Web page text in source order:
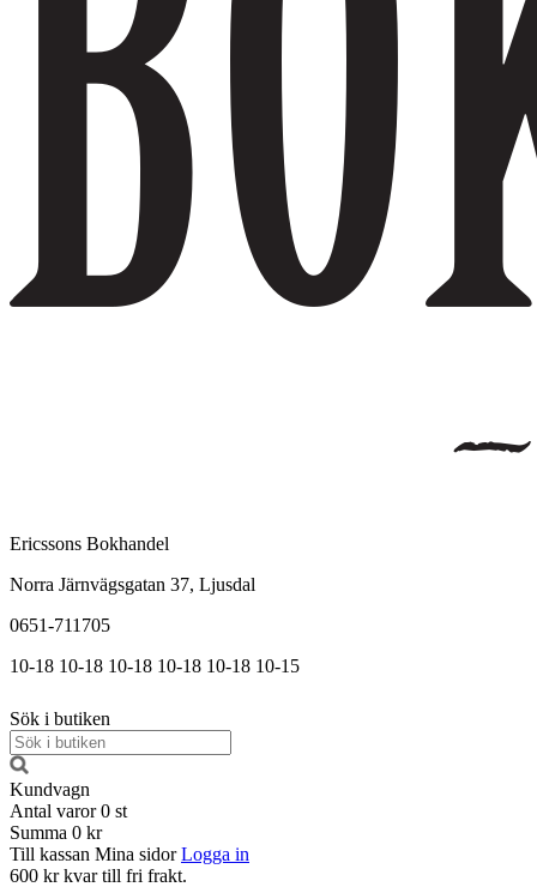
Ericssons Bokhandel
Norra Järnvägsgatan 37, Ljusdal
0651-711705
10-18 10-18 10-18 10-18 10-18 10-15
Sök i butiken
Kundvagn
Antal varor 0 st
Summa 0 kr
Till kassan Mina sidor Logga in
600 kr kvar till fri frakt.